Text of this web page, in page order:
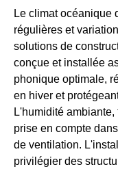
Le climat océanique
régulières et
solutions de
conçue et installée
phonique optimale,
en hiver et
L'humidité
prise en compte
de ventilation.
privilégier des